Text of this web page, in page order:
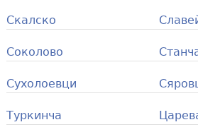
Скалско
Соколово
Сухолоевци
Туркинча